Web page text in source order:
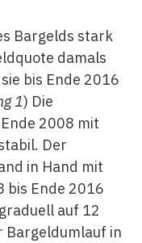
Bargelds stark
damals
bis Ende 2016
1) Die
2008 mit
Der
in Hand mit
bis Ende 2016
auf 12
Bargeldumlauf in